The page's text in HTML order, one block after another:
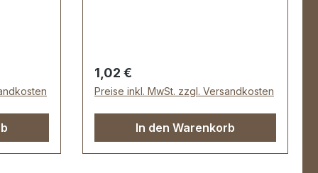
mm, Materialstärke: 3,5 mm.
Lieferumfang: 1 Stück Ring
Regulärer Preis:
1,02 €
Preise inkl. MwSt. zzgl. Versandkosten
In den Warenkorb